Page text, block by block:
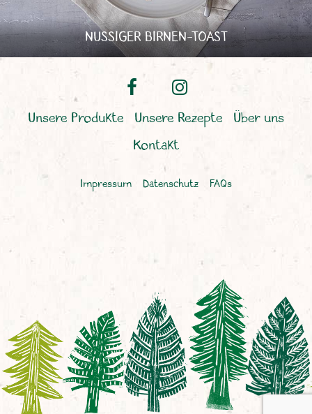
NUSSIGER BIRNEN-TOAST
Unsere Produkte Unsere Rezepte
Über uns
Kontakt
Impressum Datenschutz FAQs